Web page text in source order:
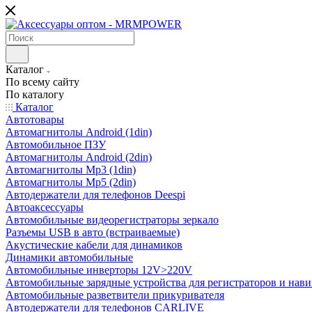
Каталог
По всему сайту
По каталогу
Каталог
Автотовары
Автомагнитолы Android (1din)
Автомобильное ПЗУ
Автомагнитолы Android (2din)
Автомагнитолы Mp3 (1din)
Автомагнитолы Mp5 (2din)
Автодержатели для телефонов Deespi
Автоаксессуары
Автомобильные видеорегистраторы зеркало
Разъемы USB в авто (встраиваемые)
Акустические кабели для динамиков
Динамики автомобильные
Автомобильные инверторы 12V>220V
Автомобильные зарядные устройства для регистраторов и
Автомобильные разветвители прикуривателя
Автодержатели для телефонов CARLIVE